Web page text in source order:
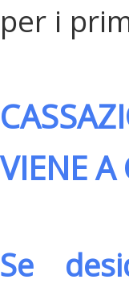
per i
VIENE A
Se